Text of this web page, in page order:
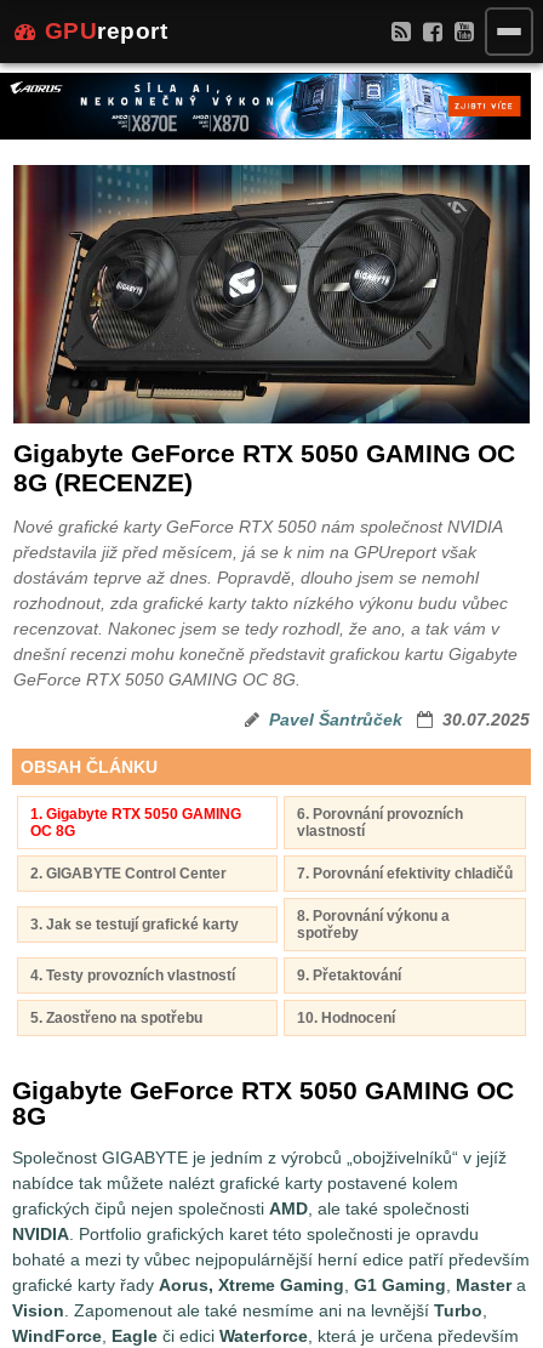
GPUreport
Gigabyte GeForce RTX 5050 GAMING OC
8G (RECENZE)
Nové grafické karty GeForce RTX 5050 nám společnost NVIDIA
představila již před měsícem, já se k nim na GPUreport však
dostávám teprve až dnes. Popravdě, dlouho jsem se nemohl
rozhodnout, zda grafické karty takto nízkého výkonu budu vůbec
recenzovat. Nakonec jsem se tedy rozhodl, že ano, a tak vám v
dnešní recenzi mohu konečně představit grafickou kartu Gigabyte
GeForce RTX 5050 GAMING OC 8G.
Pavel Šantrůček 30.07.2025
OBSAH ČLÁNKU
1. Gigabyte RTX 5050 GAMING
OC 8G
6. Porovnání provozních
vlastností
2. GIGABYTE Control Center 7. Porovnání efektivity chladičů
3. Jak se testují grafické karty
8. Porovnání výkonu a
spotřeby
4. Testy provozních vlastností 9. Přetaktování
5. Zaostřeno na spotřebu 10. Hodnocení
Gigabyte GeForce RTX 5050 GAMING OC
8G
Společnost GIGABYTE je jedním z výrobců „obojživelníků“ v jejíž
nabídce tak můžete nalézt grafické karty postavené kolem
grafických čipů nejen společnosti AMD, ale také společnosti
NVIDIA. Portfolio grafických karet této společnosti je opravdu
bohaté a mezi ty vůbec nejpopulárnější herní edice patří především
grafické karty řady Aorus, Xtreme Gaming, G1 Gaming, Mastera
Vision. Zapomenout ale také nesmíme ani na levnější Turbo,
WindForce, Eagle či edici Waterforce, která je určena především